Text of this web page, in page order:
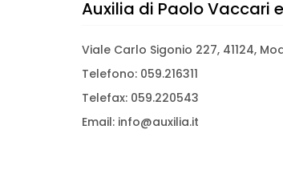
Auxilia di Paolo Vaccari
Viale Carlo Sigonio 227, 41124,
Telefono: 059.216311
Telefax: 059.220543
Email: info@auxilia.it